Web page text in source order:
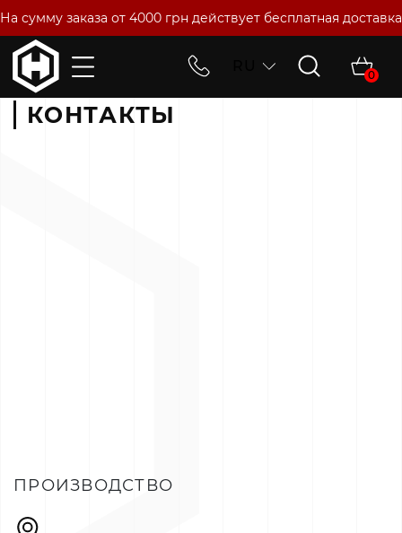
На сумму заказа от 4000 грн действует бесплатная доставка
0
Главная Контакты
КОНТАКТЫ
ПРОИЗВОДСТВО